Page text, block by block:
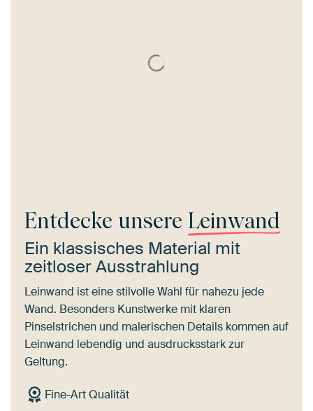
Entdecke unsere Leinwand
Ein klassisches Material mit
zeitloser Ausstrahlung
Leinwand ist eine stilvolle Wahl für nahezu jede
Wand. Besonders Kunstwerke mit klaren
Pinselstrichen und malerischen Details kommen auf
Leinwand lebendig und ausdrucksstark zur
Geltung.
Fine-Art Qualität